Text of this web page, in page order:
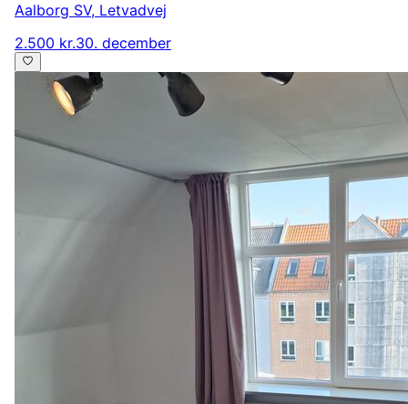
Aalborg SV, Letvadvej
2.500 kr.30. december